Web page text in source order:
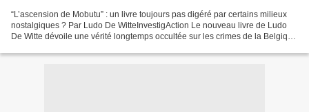
“L’ascension de Mobutu” : un livre toujours pas digéré par certains milieux
nostalgiques ? Par Ludo De WitteInvestigAction Le nouveau livre de Ludo
De Witte dévoile une vérité longtemps occultée sur les crimes de la Belgique